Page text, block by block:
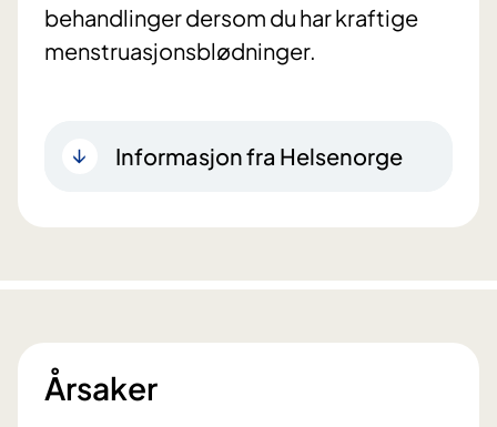
behandlinger dersom du har kraftige
menstruasjonsblødninger.
Informasjon fra Helsenorge
Årsaker